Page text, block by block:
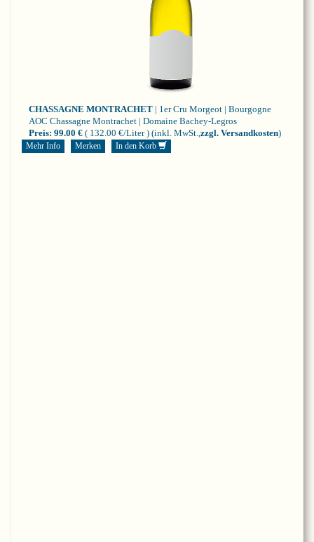
CHASSAGNE MONTRACHET | 1er Cru Morgeot | Bourgogne
AOC Chassagne Montrachet | Domaine Bachey-Legros
Preis: 99.00 € ( 132.00 €/Liter ) (inkl. MwSt., zzgl. Versandkosten)
Mehr Info Merken In den Korb